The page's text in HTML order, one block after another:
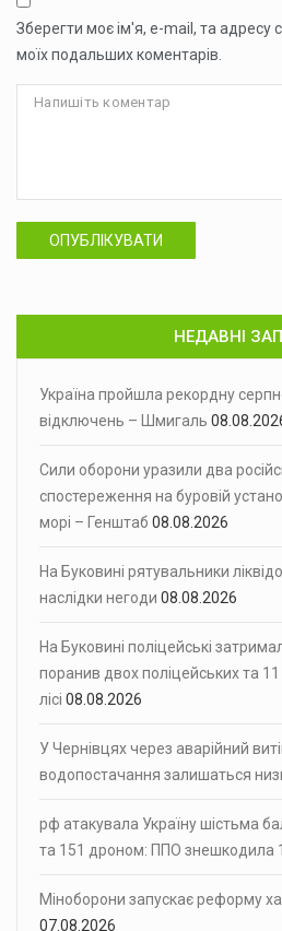
Зберегти моє ім'я, e-mail, та адресу
моїх подальших коментарів.
ОПУБЛІКУВАТИ
НЕДАВНІ
Україна пройшла рекордну
відключень – Шмигаль
Сили оборони уразили два
спостереження на буровій
морі – Генштаб 08.08.2026
На Буковині рятувальники
наслідки негоди 08.08.2026
На Буковині поліцейські
поранив двох поліцейських та
лісі 08.08.2026
У Чернівцях через аварійний
водопостачання залишаться
рф атакувала Україну шістьма
та 151 дроном: ППО знешкодила
Міноборони запускає реформу
07.08.2026